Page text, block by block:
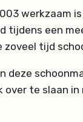
werkzaam
tijdens een
tijd
te slaan